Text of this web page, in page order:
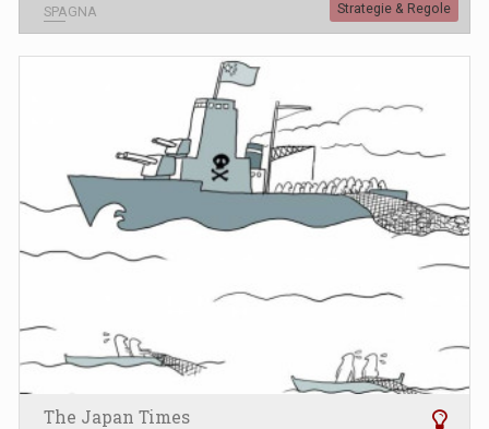
SPAGNA Strategie & Regole
The Japan Times